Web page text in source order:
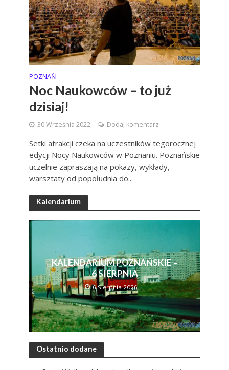
POZNAŃ
Noc Naukowców – to już
dzisiaj!
30 Września 2022 Dodaj komentarz
Setki atrakcji czeka na uczestników tegorocznej
edycji Nocy Naukowców w Poznaniu. Poznańskie
uczelnie zapraszają na pokazy, wykłady,
warsztaty od popołudnia do...
Kalendarium
KALENDARIUM POZNAŃSKIE –
6 SIERPNIA
6 Sierpnia 2026
Ostatnio dodane